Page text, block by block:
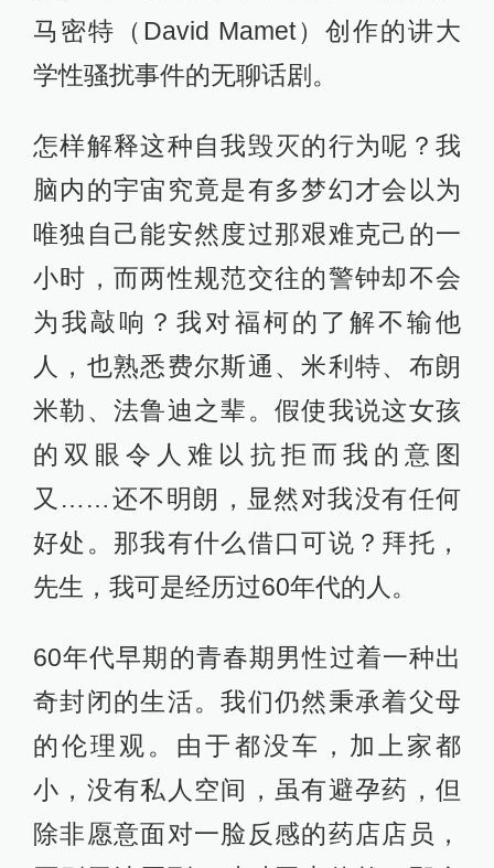
马密特（David Mamet）创作的讲大
学性骚扰事件的无聊话剧。
怎样解释这种自我毁灭的行为呢？我
脑内的宇宙究竟是有多梦幻才会以为
唯独自己能安然度过那艰难克己的一
小时，而两性规范交往的警钟却不会
为我敲响？我对福柯的了解不输他
人，也熟悉费尔斯通、米利特、布朗
米勒、法鲁迪之辈。假使我说这女孩
的双眼令人难以抗拒而我的意图
又……还不明朗，显然对我没有任何
好处。那我有什么借口可说？拜托，
先生，我可是经历过60年代的人。
60年代早期的青春期男性过着一种出
奇封闭的生活。我们仍然秉承着父母
的伦理观。由于都没车，加上家都
小，没有私人空间，虽有避孕药，但
除非愿意面对一脸反感的药店店员，